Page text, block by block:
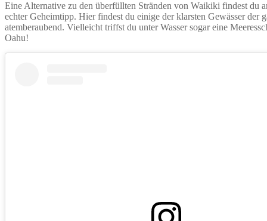
Eine Alternative zu den überfüllten Stränden von Waikiki findest du
echter Geheimtipp. Hier findest du einige der klarsten Gewässer der
atemberaubend. Vielleicht triffst du unter Wasser sogar eine
Oahu!